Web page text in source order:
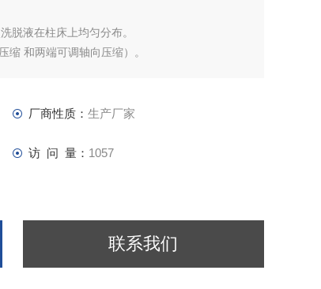
脱液在柱床上均匀分布。
缩 和两端可调轴向压缩）。
厂商性质： 生产厂家
访 问 量： 1057
联系我们